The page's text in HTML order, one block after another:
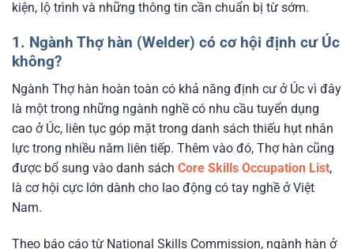
kiện, lộ trình và những thông tin cần chuẩn bị từ sớm.
1. Ngành Thợ hàn (Welder) có cơ hội định cư Úc
không?
Ngành Thợ hàn hoàn toàn có khả năng định cư ở Úc vì đây
là một trong những ngành nghề có nhu cầu tuyển dụng
cao ở Úc, liên tục góp mặt trong danh sách thiếu hụt nhân
lực trong nhiều năm liên tiếp. Thêm vào đó, Thợ hàn cũng
được bổ sung vào danh sách Core Skills Occupation List,
là cơ hội cực lớn dành cho lao động có tay nghề ở Việt
Nam.
Theo báo cáo từ National Skills Commission, ngành hàn ở